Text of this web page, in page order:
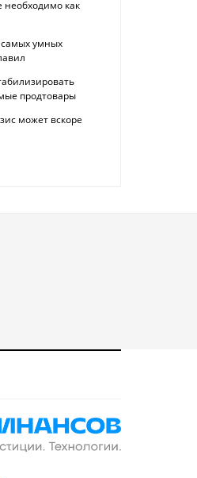
как
умных
продтовары
может вскоре